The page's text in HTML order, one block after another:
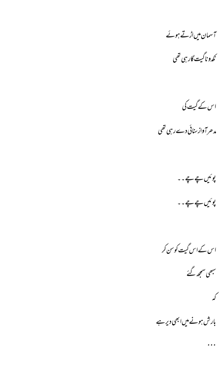
آسمان میں اڑتے ہوئے
نکدونا گیت گار ہی تھی
اس کے گیت کی
مدھر آواز سنائی دے رہی تھی
پوئیں چے چے۔۔
پوئیں چے چے۔۔
اس کے اس گیت کو سن کر
سبھی سمجھ گئے
کہ
بارش ہونے میں ابھی دیر ہے
٠٠٠